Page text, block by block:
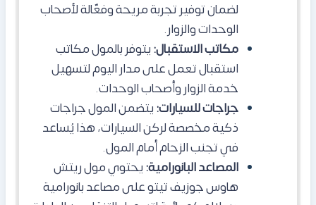
لضمان توفير تجربة مريحة وفعّالة لأصحاب
الوحدات والزوار.
مكاتب الاستقبال:يتوفر بالمول مكاتب
استقبال تعمل على مدار اليوم لتسهيل
خدمة الزوار وأصحاب الوحدات.
جراجات للسيارات:يتضمن المول جراجات
ذكية مخصصة لركن السيارات،هذايُساعد
في تجنب الزحام أمام المول.
المصاعد البانورامية:يحتوي مول ريتش
هاوس جوزيف تيتو على مصاعد بانورامية